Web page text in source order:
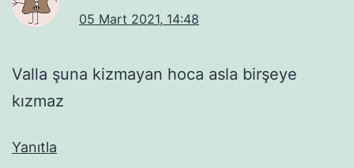
05 Mart 2021, 14:48
Valla şuna kizmayan hoca asla birşeye
kızmaz
Yanıtla